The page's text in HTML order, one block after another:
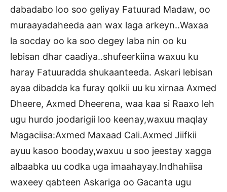
dabadabo loo soo geliyay Fatuurad Madaw, oo
muraayadaheeda aan wax laga arkeyn..Waxaa
la socday oo ka soo degey laba nin oo ku
lebisan dhar caadiya..shufeerkiina waxuu ku
haray Fatuuradda shukaanteeda. Askari lebisan
ayaa dibadda ka furay qolkii uu ku xirnaa Axmed
Dheere, Axmed Dheerena, waa kaa si Raaxo leh
ugu hurdo joodarigii loo keenay,waxuu maqlay
Magaciisa:Axmed Maxaad Cali.Axmed Jiifkii
ayuu kasoo booday,waxuu u soo jeestay xagga
albaabka uu codka uga imaahayay.Indhahiisa
waxeey qabteen Askariga oo Gacanta ugu